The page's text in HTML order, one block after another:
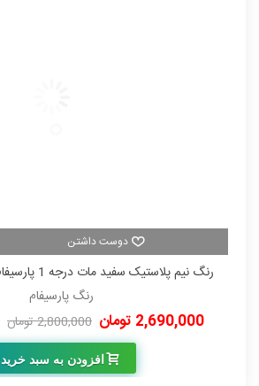
دوست داشتن
رنگ نیم پلاستیک سفید مات درجه 1 پارسیفام دبه 12/5 کیلویی
رنگ پارسیفام
2,690,000 تومان 2,800,000 تومان
افزودن به سبد خرید